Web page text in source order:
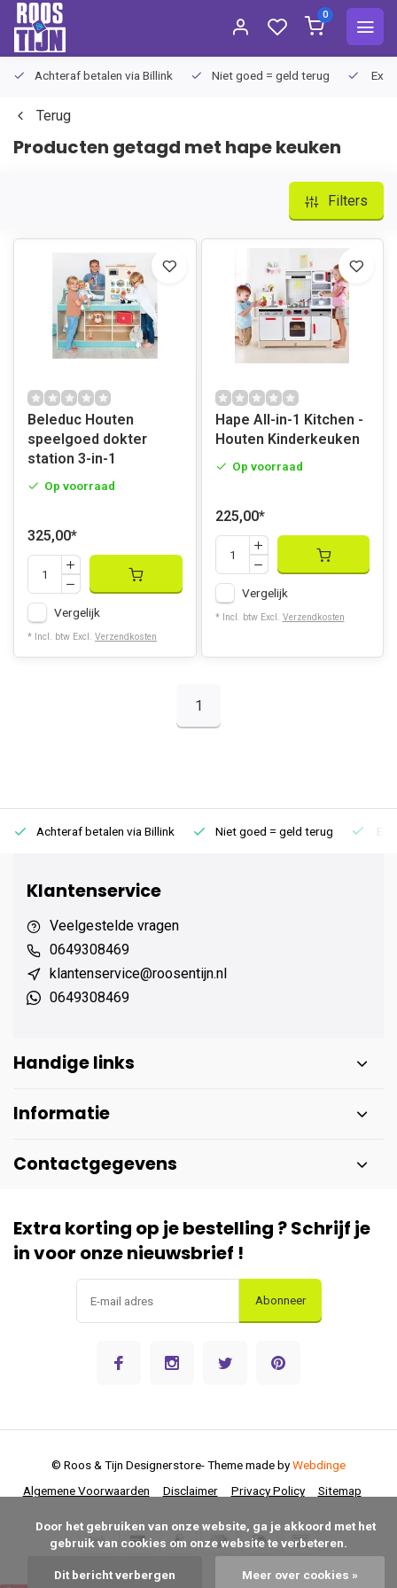
0
Achteraf betalen via Billink Niet goed = geld terug
Terug
Producten getagd met hape keuken
Filters
Beleduc Houten
speelgoed dokter
station 3-in-1
Op voorraad
325,00*
Vergelijk
* Incl. btw Excl. Verzendkosten
Hape All-in-1 Kitchen -
Houten Kinderkeuken
Op voorraad
225,00*
Vergelijk
* Incl. btw Excl. Verzendkosten
1
Achteraf betalen via Billink Niet goed = geld terug
Klantenservice
Veelgestelde vragen
0649308469
klantenservice@roosentijn.nl
0649308469
Handige links
Informatie
Contactgegevens
Extra korting op je bestelling ? Schrijf je
in voor onze nieuwsbrief !
Abonneer
Algemene Voorwaarden Disclaimer Privacy Policy Sitemap
© Roos & Tijn Designerstore- Theme made byWebdinge
gebruik van cookies om onze website te verbeteren.
Dit bericht verbergen Meer over cookies »